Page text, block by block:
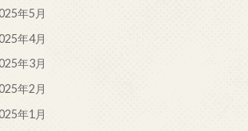
年5月
年4月
年3月
年2月
年1月